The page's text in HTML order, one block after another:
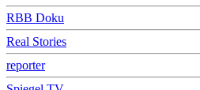
RBB Doku
Real Stories
reporter